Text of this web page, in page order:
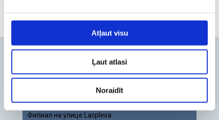
Atļaut visu
Ļaut atlasi
Noraidīt
Филиал на улице Lacplesa